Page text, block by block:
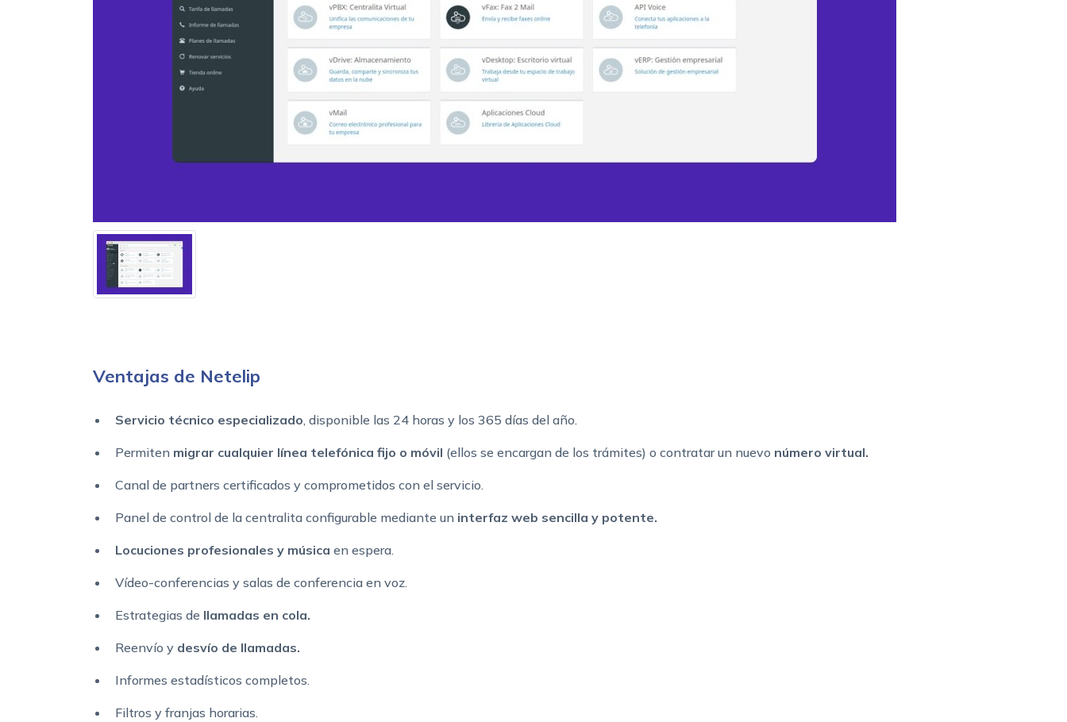
Ventajas de Netelip
Servicio técnico especializado, disponible las 24 horas y los 365 días del año.
Permiten migrar cualquier línea telefónica fijo o móvil (ellos se encargan de los trámites) o contratar un nuevo número virtual.
Canal de partners certificados y comprometidos con el servicio.
Panel de control de la centralita configurable mediante un interfaz web sencilla y potente.
Locuciones profesionales y música en espera.
Vídeo-conferencias y salas de conferencia en voz.
Estrategias de llamadas en cola.
Reenvío y desvío de llamadas.
Informes estadísticos completos.
Filtros y franjas horarias.